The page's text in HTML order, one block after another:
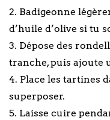
2. Badigeonne
d’huile d’olive si tu
3. Dépose des
tranche, puis ajoute
4. Place les tartines
superposer.
5. Laisse cuire